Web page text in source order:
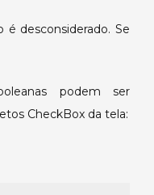
é desconsiderado. Se
podem ser
CheckBox da tela: